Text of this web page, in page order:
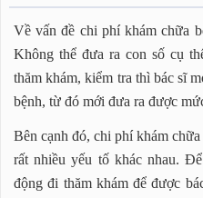
Về vấn đề chi phí khám chữa
Không thể đưa ra con số cụ
thăm khám, kiểm tra thì bác sĩ
bệnh, từ đó mới đưa ra được
Bên cạnh đó, chi phí khám
rất nhiều yếu tố khác nhau.
động đi thăm khám để được